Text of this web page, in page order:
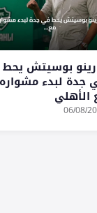
بوسيتش يحط
جدة لبدء مشواره
الأهلي
06/08/